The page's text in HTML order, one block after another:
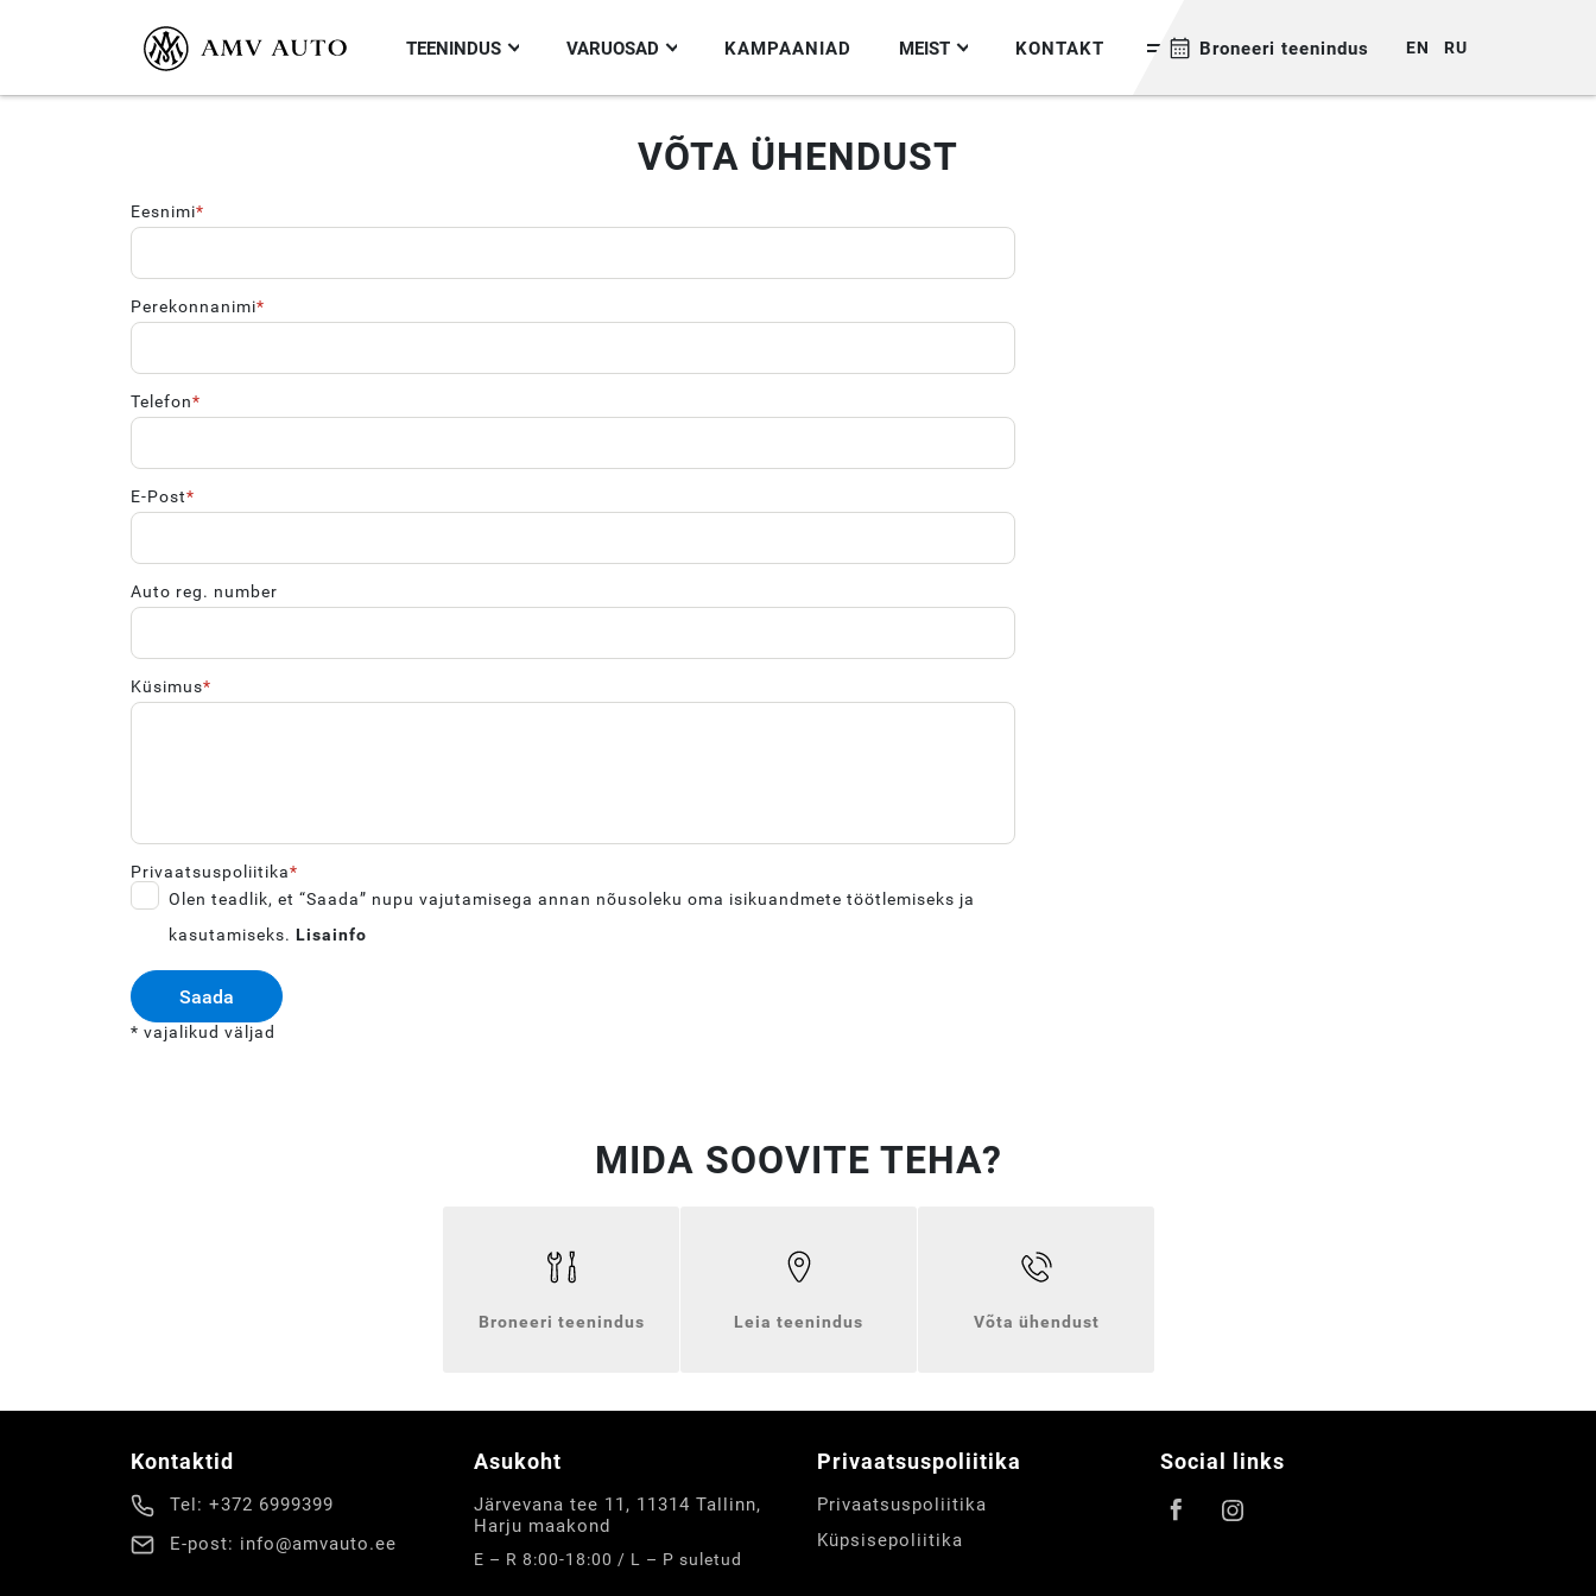
TEENINDUS VARUOSAD KAMPAANIAD MEIST KONTAKT Broneeri teenindus EN RU
VÕTA ÜHENDUST
Eesnimi
Perekonnanimi
Telefon
E-Post
Auto reg. number
Küsimus
Privaatsuspoliitika
Olen teadlik, et “Saada” nupu vajutamisega annan nõusoleku oma isikuandmete töötlemiseks ja
kasutamiseks. Lisainfo
Saada
* vajalikud väljad
MIDA SOOVITE TEHA?
Broneeri teenindus Leia teenindus Võta ühendust
Kontaktid
Tel: +372 6999399
E-post: info@amvauto.ee
Asukoht
Järvevana tee 11, 11314 Tallinn,
Harju maakond
E – R 8:00-18:00 / L – P suletud
Privaatsuspoliitika
Privaatsuspoliitika
Küpsisepoliitika
Social links
Facebook